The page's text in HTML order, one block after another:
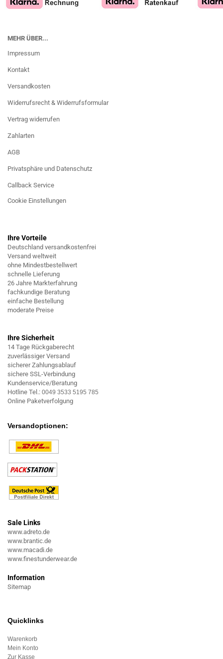
MEHR ÜBER...
Impressum
Kontakt
Versandkosten
Widerrufsrecht & Widerrufsformular
Vertrag widerrufen
Zahlarten
AGB
Privatsphäre und Datenschutz
Callback Service
Cookie Einstellungen
Ihre Vorteile
Deutschland versandkostenfrei
Versand weltweit
ohne Mindestbestellwert
schnelle Lieferung
26 Jahre Markterfahrung
fachkundige Beratung
einfache Bestellung
moderate Preise
Ihre Sicherheit
14 Tage Rückgaberecht
zuverlässiger Versand
sicherer Zahlungsablauf
sichere SSL-Verbindung
Kundenservice/Beratung
Hotline Tel.: 0049 3533 5195 785
Online Paketverfolgung
Versandoptionen:
Sale Links
www.adreto.de
www.brantic.de
www.macadi.de
www.finestunderwear.de
Information
Sitemap
Quicklinks
Warenkorb
Mein Konto
Zur Kasse